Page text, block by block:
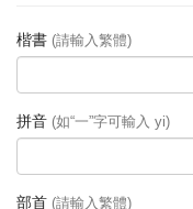
楷書 (請輸入繁體)
拼音 (如“一”字可輸入 yi)
部首 (請輸入繁體)